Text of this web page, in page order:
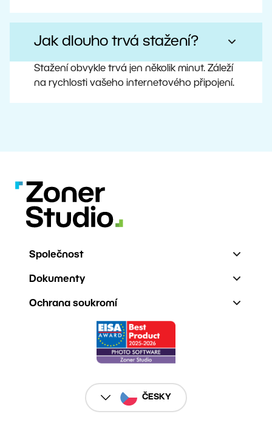
Jak dlouho trvá stažení?
Stažení obvykle trvá jen několik minut. Záleží
na rychlosti vašeho internetového připojení.
Společnost
Dokumenty
Ochrana soukromí
ČESKY